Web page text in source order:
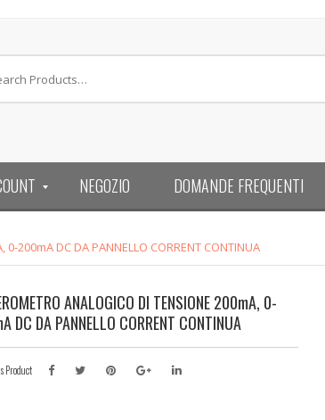
NEGOZIO DOMANDE FREQUENTI
200mA DC DA PANNELLO CORRENT CONTINUA
ANALOGICO DI TENSIONE 200mA, 0-
DC DA PANNELLO CORRENT CONTINUA
Product